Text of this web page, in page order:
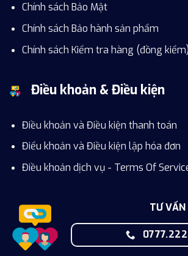
Chính sách Bảo Mật
Chính sách Bảo hành sản phẩm
Chính sách Kiểm tra hàng (đồng kiểm)
Điều khoản & Điều kiện
Điều khoản và Điều kiện thanh toán
Điểu khoản và Điều kiện lập hóa đơn
Điều khoản dịch vụ - Terms Of
TƯ VẤN